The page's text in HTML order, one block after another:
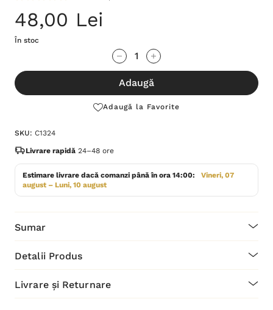
48,00 Lei
În stoc
te!
Stocul
Adaugă
Adaugă la Favorite
SKU: C1324
Livrare rapidă 24–48 ore
Estimare livrare dacă comanzi până în ora 14:00:
Vineri, 07
august – Luni, 10 august
Sumar
Detalii Produs
Livrare și Returnare